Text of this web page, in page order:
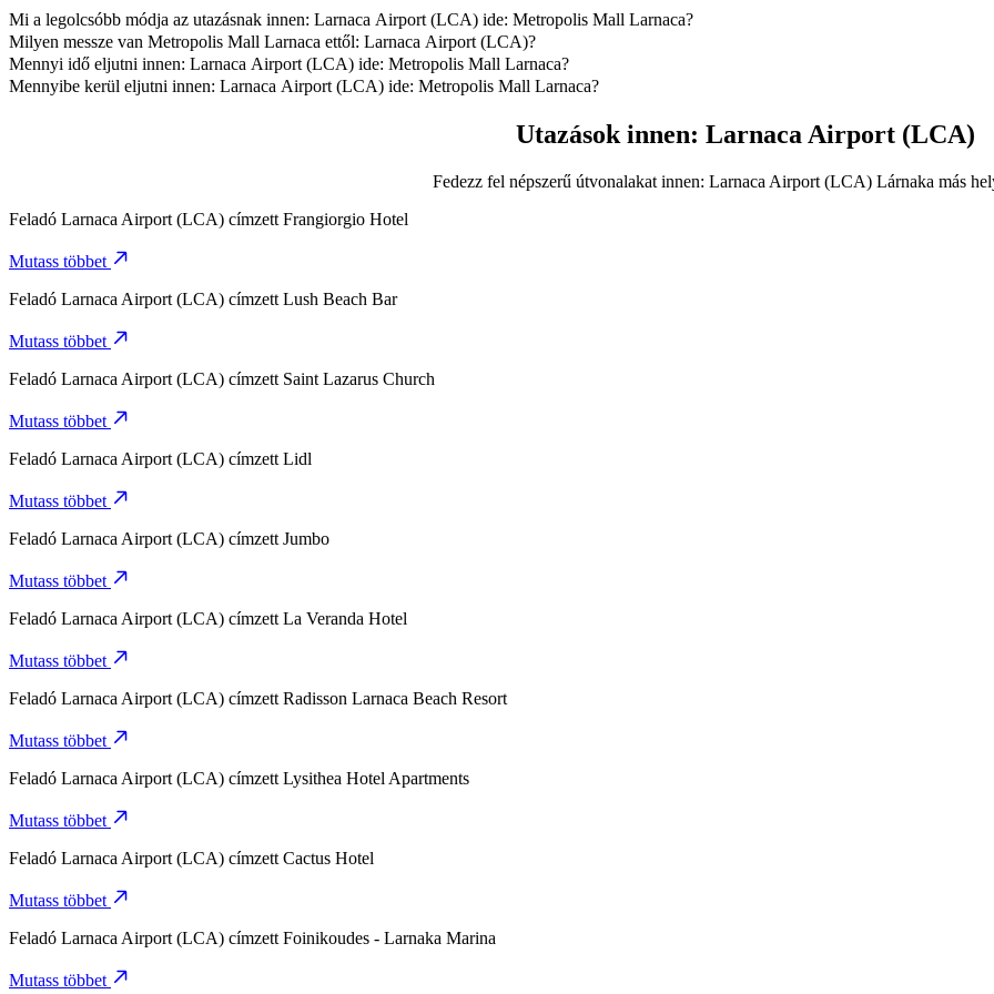
Mi a legolcsóbb módja az utazásnak innen: Larnaca Airport (LCA) ide: Metropolis Mall Larnaca?
A legmegfizethetőbb módja az utazásnak innen: Larnaca Airport (LCA) ide: Metropolis Mall Larnaca ezzel: 4-Seater, ami körülbelül 19,10
Milyen messze van Metropolis Mall Larnaca ettől: Larnaca Airport (LCA)?
Metropolis Mall Larnaca körülbelül 9,1 km távolságra van Larnaca Airport (LCA) helytől.
Mennyi idő eljutni innen: Larnaca Airport (LCA) ide: Metropolis Mall Larnaca?
Körülbelül 12 p időt vesz igénybe eljutni innen: Larnaca Airport (LCA) ide: Metropolis Mall Larnaca ezzel: 4-Seater.
Mennyibe kerül eljutni innen: Larnaca Airport (LCA) ide: Metropolis Mall Larnaca?
Utazások innen: Larnaca Airport (LCA)
Fedezz fel népszerű útvonalakat innen: Larnaca Airport (LCA) Lárnaka más
Feladó Larnaca Airport (LCA) címzett Frangiorgio Hotel
Mutass többet
Feladó Larnaca Airport (LCA) címzett Lush Beach Bar
Mutass többet
Feladó Larnaca Airport (LCA) címzett Saint Lazarus Church
Mutass többet
Feladó Larnaca Airport (LCA) címzett Lidl
Mutass többet
Feladó Larnaca Airport (LCA) címzett Jumbo
Mutass többet
Feladó Larnaca Airport (LCA) címzett La Veranda Hotel
Mutass többet
Feladó Larnaca Airport (LCA) címzett Radisson Larnaca Beach Resort
Mutass többet
Feladó Larnaca Airport (LCA) címzett Lysithea Hotel Apartments
Mutass többet
Feladó Larnaca Airport (LCA) címzett Cactus Hotel
Mutass többet
Feladó Larnaca Airport (LCA) címzett Foinikoudes - Larnaka Marina
Mutass többet